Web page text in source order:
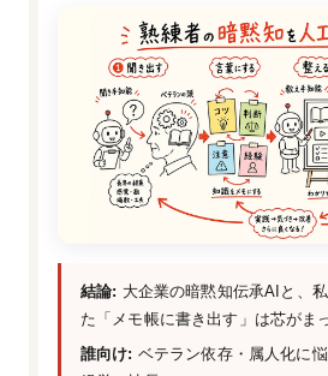
結論: 大企業の暗黙知伝承AIと、
た「メモ帳に書き出す」は芯がま
誰向け: ベテラン依存・属人化に